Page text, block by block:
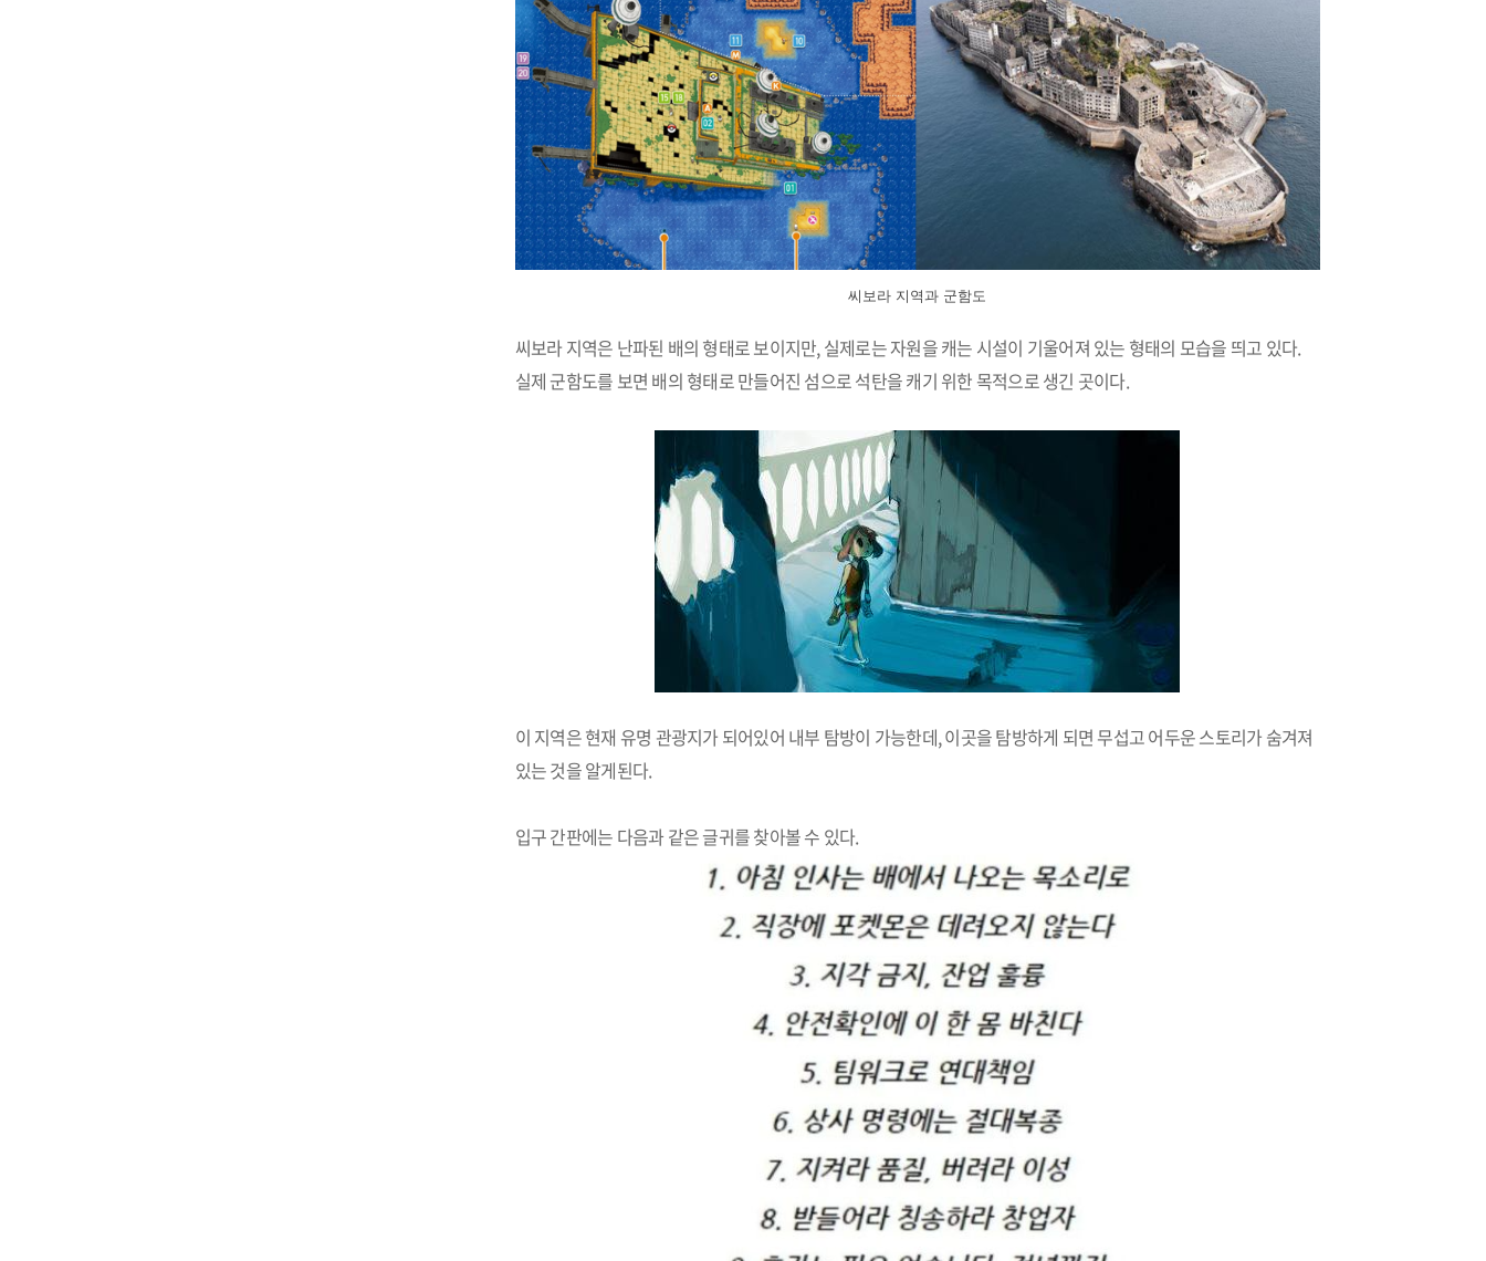
씨보라 지역과 군함도
씨보라 지역은 난파된 배의 형태로 보이지만, 실제로는 자원을 캐는 시설이 기울어져 있는 형태의 모습을 띄고 있다.
실제 군함도를 보면 배의 형태로 만들어진 섬으로 석탄을 캐기 위한 목적으로 생긴 곳이다.
이 지역은 현재 유명 관광지가 되어있어 내부 탐방이 가능한데, 이곳을 탐방하게 되면 무섭고 어두운 스토리가 숨겨져
있는 것을 알게된다.
입구 간판에는 다음과 같은 글귀를 찾아볼 수 있다.